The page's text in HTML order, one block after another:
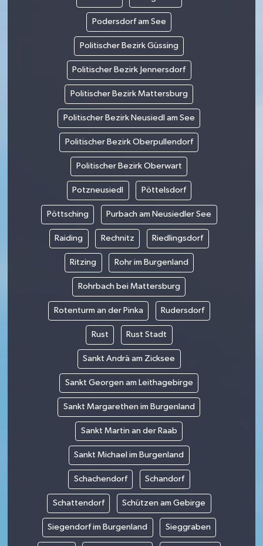
Podersdorf am See
Politischer Bezirk Güssing
Politischer Bezirk Jennersdorf
Politischer Bezirk Mattersburg
Politischer Bezirk Neusiedl am See
Politischer Bezirk Oberpullendorf
Politischer Bezirk Oberwart
Potzneusiedl Pöttelsdorf
Pöttsching Purbach am Neusiedler See
Raiding Rechnitz Riedlingsdorf
Ritzing Rohr im Burgenland
Rohrbach bei Mattersburg
Rotenturm an der Pinka Rudersdorf
Rust Rust Stadt
Sankt Andrä am Zicksee
Sankt Georgen am Leithagebirge
Sankt Margarethen im Burgenland
Sankt Martin an der Raab
Sankt Michael im Burgenland
Schachendorf Schandorf
Schattendorf Schützen am Gebirge
Siegendorf im Burgenland Sieggraben